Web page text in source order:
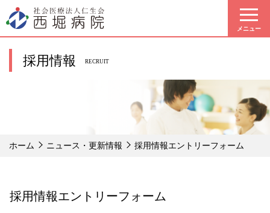
メニュー
採用情報 RECRUIT
ホーム ニュース・更新情報 採用情報エントリーフォーム
採用情報エントリーフォーム